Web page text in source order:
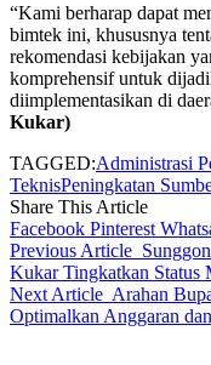
“Kami berharap dapat
bimtek ini, khususnya
rekomendasi kebijakan
komprehensif untuk
diimplementasikan di
Kukar)
TAGGED:Administrasi
TeknisPeningkatan
Share This Article
Facebook Pinterest
Previous Article
Kukar Tingkatkan Status
Next Article Arahan
Optimalkan Anggaran